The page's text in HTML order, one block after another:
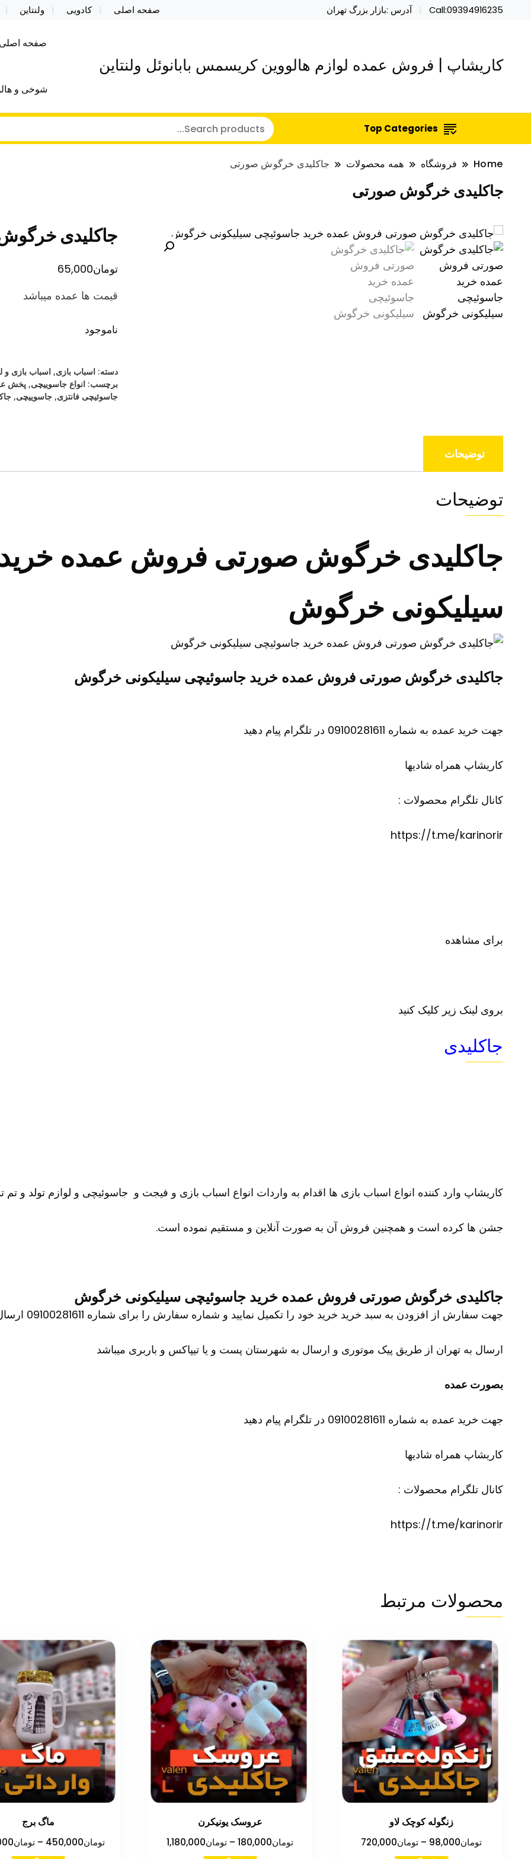
Call:09394916235 آدرس :بازار بزرگ تهران صفحه اصلی کادویی ولنتاین
کاریشاپ | فروش عمده لوازم هالووین کریسمس بابانوئل ولنتاین
صفحه اصلی
شوخی و
Top Categories
Home فروشگاه همه محصولات جاکلیدی خرگوش صورتی
جاکلیدی خرگوش صورتی
جاکلیدی
تومان65,000
قیمت ها عمده میباشد
ناموجود
دسته: اسباب بازی, اسباب بازی
برچسب: انواع جاسوییچی, پخش
جاسوئیچی فانتزی, جاسوییچی,
توضیحات
توضیحات
جاکلیدی خرگوش صورتی فروش عمده
سیلیکونی خرگوش
جاکلیدی خرگوش صورتی فروش عمده خرید جاسوئیچی سیلیکونی خرگوش
جهت خرید عمده به شماره 09100281611 در تلگرام پیام دهید
کاریشاپ همراه شادیها
کانال تلگرام محصولات :
https://t.me/karinorir
برای مشاهده
بروی لینک زیر کلیک کنید
جاکلیدی
کاریشاپ وارد کننده انواع اسباب بازی ها اقدام به واردات انواع اسباب بازی و فیجت و جاسوئیچی و لوازم تولد و تم
جشن ها کرده است و همچنین فروش آن به صورت آنلاین و مستقیم نموده است.
جاکلیدی خرگوش صورتی فروش عمده خرید جاسوئیچی سیلیکونی خرگوش
جهت سفارش از افزودن به سبد خرید خرید خود را تکمیل نمایید و شماره سفارش را برای شماره 09100281611 ارسال کنید
ارسال به تهران از طریق پیک موتوری و ارسال به شهرستان پست و یا تیپاکس و باربری میباشد
بصورت عمده
جهت خرید عمده به شماره 09100281611 در تلگرام پیام دهید
کاریشاپ همراه شادیها
کانال تلگرام محصولات :
https://t.me/karinorir
محصولات مرتبط
زنگوله کوچک لاو
تومان98,000
– تومان720,000محدوده
عروسک یونیکرن
تومان180,000
– تومان1,180,000محدوده
ماگ برج
تومان450,000
– تومان